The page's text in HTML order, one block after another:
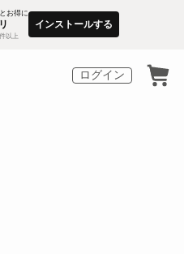
お得に
以上
インストールする
ログイン